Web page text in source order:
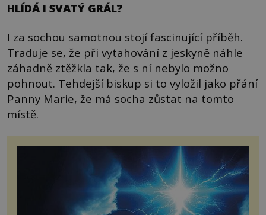
HLÍDÁ I SVATÝ GRÁL?
I za sochou samotnou stojí fascinující příběh.
Traduje se, že při vytahování z jeskyně náhle
záhadně ztěžkla tak, že s ní nebylo možno
pohnout. Tehdejší biskup si to vyložil jako přání
Panny Marie, že má socha zůstat na tomto
místě.